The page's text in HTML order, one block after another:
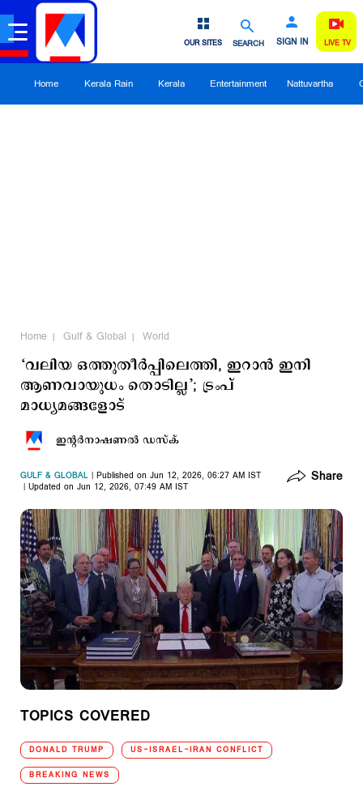
SEARCH SIGN IN
OUR SITES LIVE TV
Home Kerala Rain Kerala Entertainment Nattuvartha
Home Gulf & Global World
‘വലിയ ഒത്തുതീര്‍പ്പിലെത്തി, ഇറാന്‍ ഇനി
ആണവായുധം തൊടില്ല’; ട്രംപ്
മാധ്യമങ്ങളോട്
ഇന്‍റര്‍നാഷണല്‍ ഡസ്ക്
GULF & GLOBAL
Published on Jun 12, 2026, 06:27 AM IST
Updated on Jun 12, 2026, 07:49 AM IST
Share
TOPICS COVERED
DONALD TRUMP US-ISRAEL-IRAN CONFLICT
BREAKING NEWS